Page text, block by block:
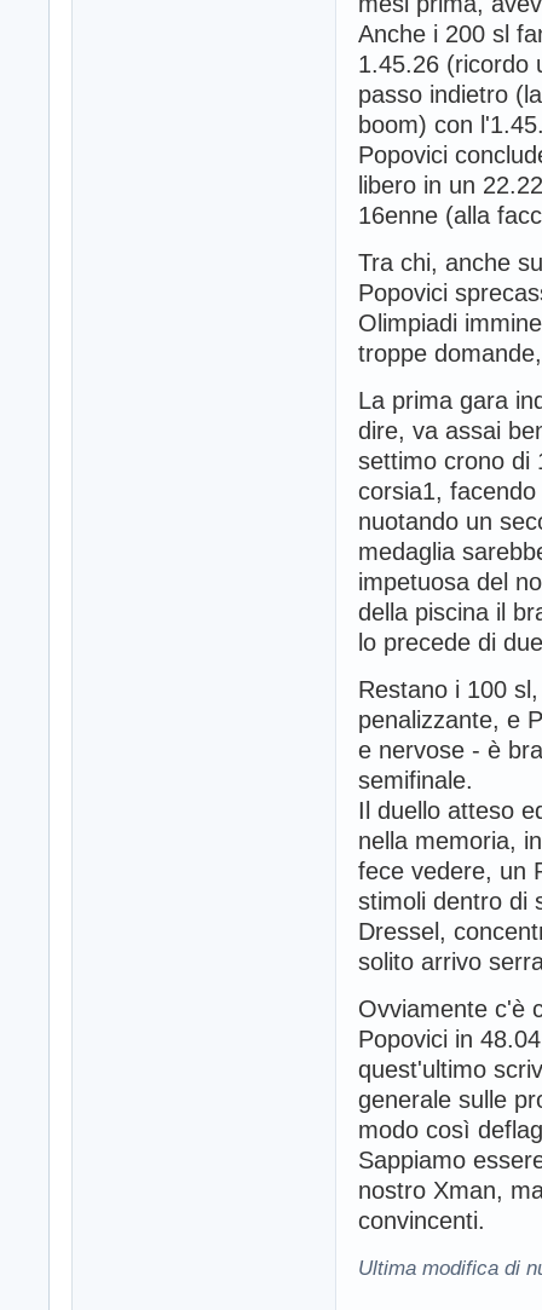
Anche i 200 sl
1.45.26 (ricordo
passo indietro
boom) con
Popovici
libero in un
16enne (alla
Tra chi, anche
Popovici
Olimpiadi
troppe
La prima gara
dire, va assai
settimo crono di
corsia1,
nuotando un
medaglia
impetuosa del
della piscina il
lo precede di
Restano i 100
penalizzante, e
e nervose - è
semifinale.
Il duello atteso
nella memoria,
fece vedere, un
stimoli dentro di
Dressel,
solito arrivo
Ovviamente c'è
Popovici in
quest'ultimo
generale sulle
modo così
Sappiamo
nostro Xman,
convincenti.
Ultima modifica di